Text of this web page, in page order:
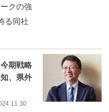
クの強
る同社
期戦略
、県外